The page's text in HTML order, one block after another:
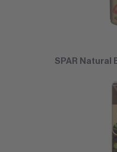
SPAR Natural